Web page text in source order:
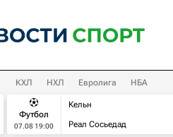
КХЛ НХЛ Евролига НБА
Футбол
07.08 19:00
Кельн
Реал Сосьедад